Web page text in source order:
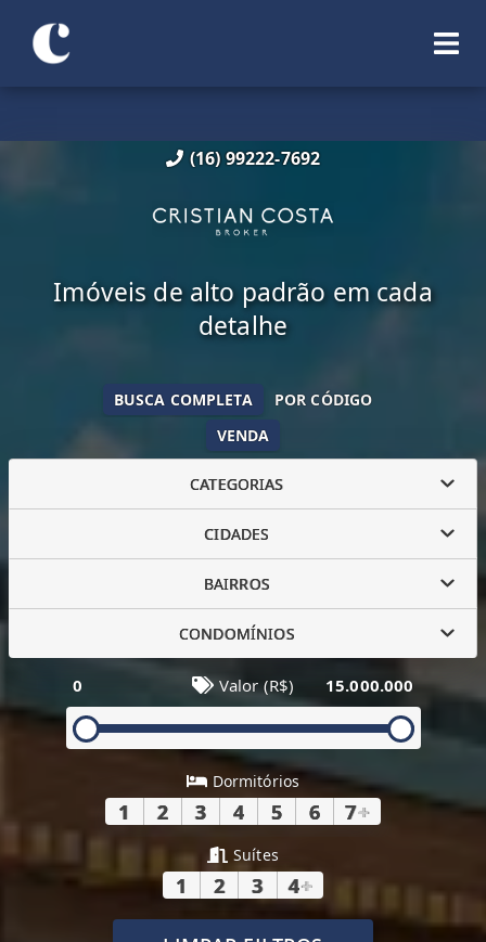
(16) 99222-7692
Imóveis de alto padrão em cada
detalhe
VENDA
BUSCA COMPLETA POR CÓDIGO
CATEGORIAS
CIDADES
BAIRROS
CONDOMÍNIOS
0 Valor (R$) 15.000.000
Dormitórios
1 2 3 4 5 6 7+
Suítes
1 2 3 4+